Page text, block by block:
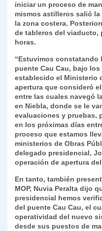
iniciar un proceso de
mismos astilleros salió
la zona costera.
de tableros del viaducto,
horas.
“Estuvimos constatando
puente Cau Cau, bajo
establecido el Ministerio
apertura que consideró
entre las cuales navegó
en Niebla, donde se le
evaluaciones y pruebas,
en los próximas días
proceso que estamos
ministerios de Obras
delegado presidencial,
operación de apertura
En tanto, también
MOP, Nuvia Peralta dijo
presidencial hemos
del puente Cau Cau, el
operatividad del nuevo
desde sus puestos de